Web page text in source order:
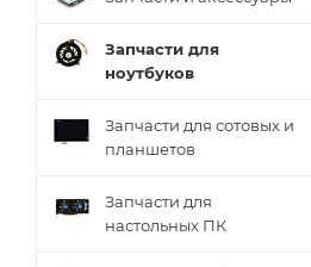
Запчасти для
ноутбуков
Запчасти для сотовых и
планшетов
Запчасти для
настольных ПК